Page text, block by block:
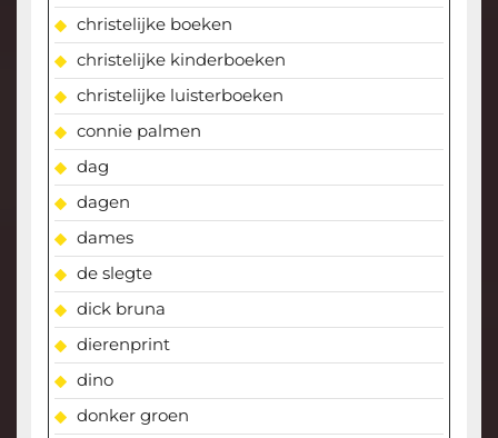
christelijke boeken
christelijke kinderboeken
christelijke luisterboeken
connie palmen
dag
dagen
dames
de slegte
dick bruna
dierenprint
dino
donker groen